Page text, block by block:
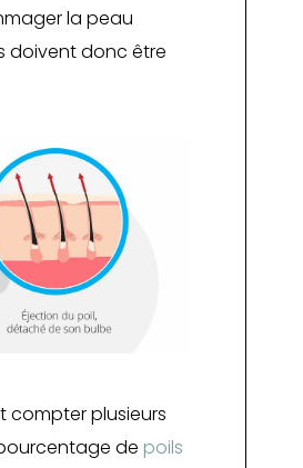
la peau
doivent donc être
compter plusieurs
de poils